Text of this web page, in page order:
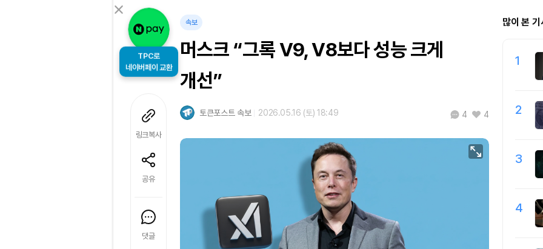
TPC로
네이버페이 교환
링크복사
공유
댓글
속보
머스크 “그록 V9, V8보다 성능 크게
개선”
토큰포스트 속보 2026.05.16 (토) 18:49 4 4
많이 본 기
1
2
3
4